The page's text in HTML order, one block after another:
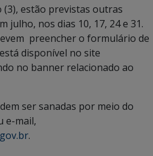
estão previstas outras
julho, nos dias 10, 17, 24 e 31.
preencher o formulário de
disponível no site
no banner relacionado ao
ser sanadas por meio do
e-mail,
.